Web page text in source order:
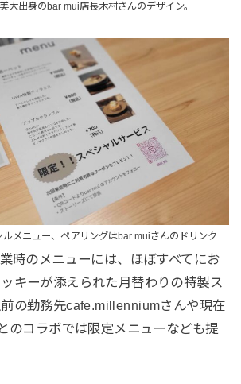
大出身のbar mui店長木村さんのデザイン。
ルメニュー、ペアリングはbar muiさんのドリンク
時のメニューには、ほぼすべてにお
キーが添えられた月替わりの特製ス
の勤務先cafe.millenniumさんや現在
のコラボでは限定メニューなども提